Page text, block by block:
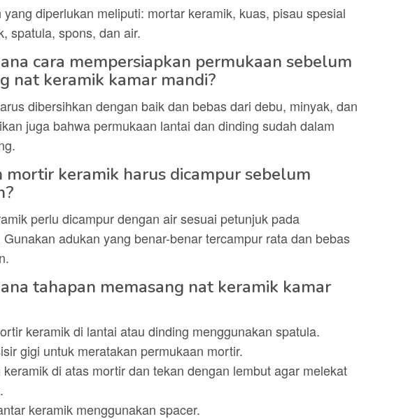
yang diperlukan meliputi: mortar keramik, kuas, pisau spesial
spatula, spons, dan air.
cara mempersiapkan permukaan sebelum
nat keramik kamar mandi?
dibersihkan dengan baik dan bebas dari debu, minyak, dan
juga bahwa permukaan lantai dan dinding sudah dalam
mortir keramik harus dicampur sebelum
perlu dicampur dengan air sesuai petunjuk pada
adukan yang benar-benar tercampur rata dan bebas
tahapan memasang nat keramik kamar
keramik di lantai atau dinding menggunakan spatula.
gigi untuk meratakan permukaan mortir.
keramik di atas mortir dan tekan dengan lembut agar melekat
keramik menggunakan spacer.